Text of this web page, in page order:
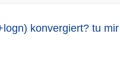
konvergiert? tu